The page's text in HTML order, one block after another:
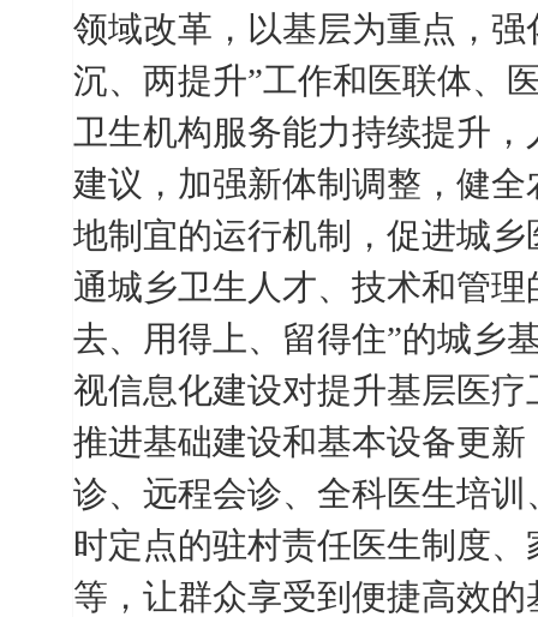
领域改革，以基层为重点，
沉、两提升”工作和医联体、
卫生机构服务能力持续提升
建议，加强新体制调整，健
地制宜的运行机制，促进城
通城乡卫生人才、技术和管
去、用得上、留得住”的城乡
视信息化建设对提升基层医
推进基础建设和基本设备更
诊、远程会诊、全科医生培
时定点的驻村责任医生制度
等，让群众享受到便捷高效